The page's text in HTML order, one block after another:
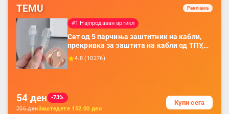
TEMU Реклама
#1 Најпродаван артикл
Сет од 5 парчиња заштитник на кабли,
прекривка за заштита на кабли од ТПУ,
додатоци за заштита на кабли, без
батерија, за мобилни телефони, комплет
4.8 (10276)
54 ден
-73%
206денЗаштедете 152.00 ден
Купи сега